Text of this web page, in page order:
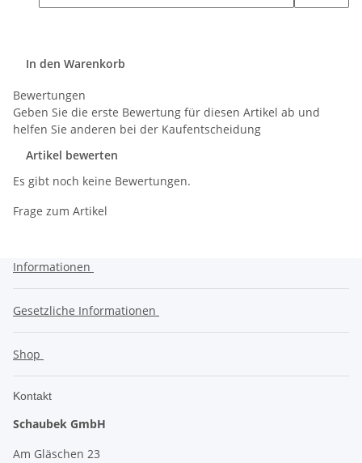
In den Warenkorb
Bewertungen
Geben Sie die erste Bewertung für diesen Artikel ab und
helfen Sie anderen bei der Kaufentscheidung
Artikel bewerten
Es gibt noch keine Bewertungen.
Frage zum Artikel
Informationen
Gesetzliche Informationen
Shop
Kontakt
Schaubek GmbH
Am Gläschen 23